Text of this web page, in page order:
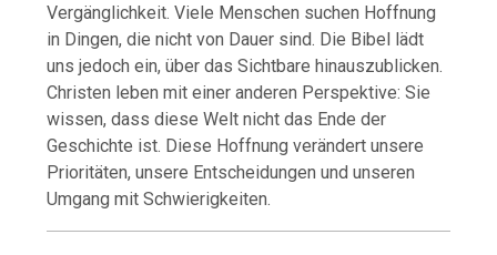
Vergänglichkeit. Viele Menschen suchen Hoffnung
in Dingen, die nicht von Dauer sind. Die Bibel lädt
uns jedoch ein, über das Sichtbare hinauszublicken.
Christen leben mit einer anderen Perspektive: Sie
wissen, dass diese Welt nicht das Ende der
Geschichte ist. Diese Hoffnung verändert unsere
Prioritäten, unsere Entscheidungen und unseren
Umgang mit Schwierigkeiten.